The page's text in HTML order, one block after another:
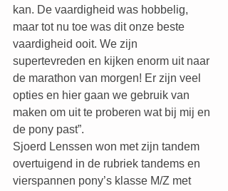
kan. De vaardigheid was hobbelig,
maar tot nu toe was dit onze beste
vaardigheid ooit. We zijn
supertevreden en kijken enorm uit naar
de marathon van morgen! Er zijn veel
opties en hier gaan we gebruik van
maken om uit te proberen wat bij mij en
de pony past”.
Sjoerd Lenssen won met zijn tandem
overtuigend in de rubriek tandems en
vierspannen pony’s klasse M/Z met